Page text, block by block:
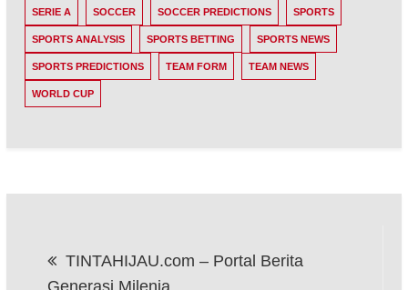
SERIE A SOCCER SOCCER PREDICTIONS SPORTS
SPORTS ANALYSIS SPORTS BETTING SPORTS NEWS
SPORTS PREDICTIONS TEAM FORM TEAM NEWS
WORLD CUP
TINTAHIJAU.com – Portal Berita